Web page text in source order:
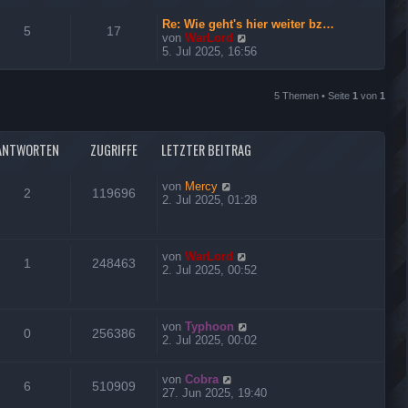
5 17
Re: Wie geht's hier weiter bz…
von WarLord
e
r
B
e
r
5. Jul 2025, 16:56
5 Themen • Seite 1 von 1
ZUGRIFFE LETZTER BEITRAG
2 119696 von Mercy
2. Jul 2025, 01:28
1 248463 von WarLord
2. Jul 2025, 00:52
0 256386 von Typhoon
2. Jul 2025, 00:02
6 510909 von Cobra
27. Jun 2025, 19:40